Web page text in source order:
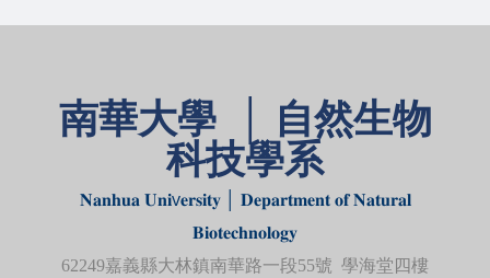
南華大學 │ 自然生物
科技學系
𝐍𝐚𝐧𝐡𝐮𝐚 𝐔𝐧𝐢v𝐞𝐫𝐬𝐢𝐭𝐲 │ 𝐃𝐞𝐩𝐚𝐫𝐭𝐦𝐞𝐧𝐭 𝐨𝐟 𝐍𝐚𝐭𝐮𝐫𝐚𝐥
𝐁𝐢𝐨𝐭𝐞𝐜𝐡𝐧𝐨𝐥𝐨𝐠𝐲
62249嘉義縣大林鎮南華路一段55號 學海堂四樓